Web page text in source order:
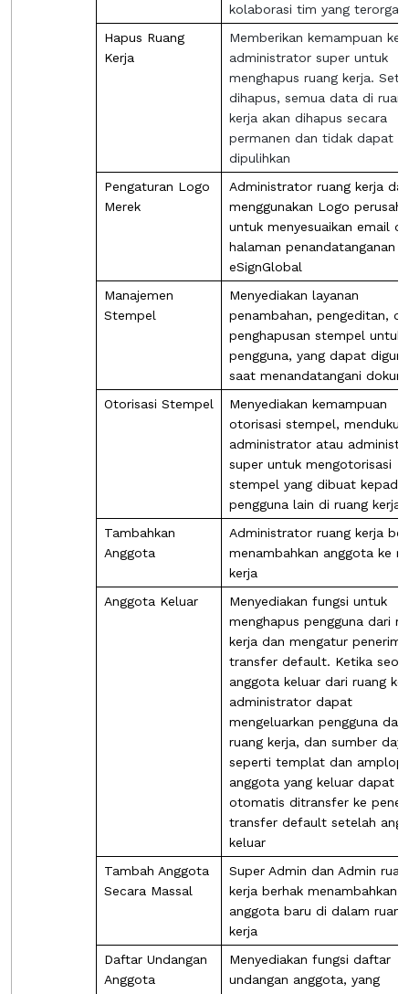
kolaborasi tim yang
Hapus Ruang
Kerja
Memberikan kemampuan
administrator super untuk
menghapus ruang kerja.
dihapus, semua data di
kerja akan dihapus secara
permanen dan tidak dapat
dipulihkan
Pengaturan Logo
Merek
Administrator ruang kerja
menggunakan Logo
untuk menyesuaikan email
halaman penandatanganan
eSignGlobal
Manajemen
Stempel
Menyediakan layanan
penambahan, pengeditan,
penghapusan stempel untuk
pengguna, yang dapat
saat menandatangani
Otorisasi Stempel
Menyediakan kemampuan
otorisasi stempel,
administrator atau
super untuk mengotorisasi
stempel yang dibuat kepada
pengguna lain di ruang kerja
Tambahkan
Anggota
Administrator ruang kerja
menambahkan anggota ke
kerja
Anggota Keluar
Menyediakan fungsi untuk
menghapus pengguna dari
kerja dan mengatur penerima
transfer default. Ketika
anggota keluar dari ruang
administrator dapat
mengeluarkan pengguna dari
ruang kerja, dan sumber
seperti templat dan amplop
anggota yang keluar dapat
otomatis ditransfer ke
transfer default setelah
keluar
Tambah Anggota
Secara Massal
Super Admin dan Admin
kerja berhak menambahkan
anggota baru di dalam ruang
kerja
Daftar Undangan
Anggota
Menyediakan fungsi daftar
undangan anggota, yang